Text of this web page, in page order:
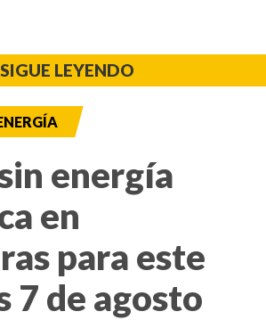
SIGUE LEYENDO
energía
en
para este
7 de agosto